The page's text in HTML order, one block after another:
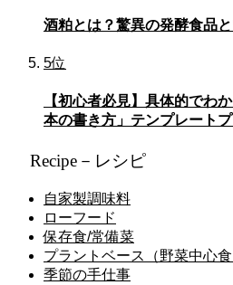
酒粕とは？驚異の発酵食品
5位
【初心者必見】具体的でわ
本の書き方」テンプレート
Recipe－レシピ
自家製調味料
ローフード
保存食/常備菜
プラントベース（野菜中心食
季節の手仕事